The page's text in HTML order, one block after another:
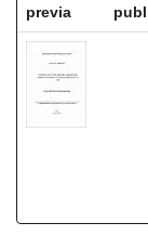
previa